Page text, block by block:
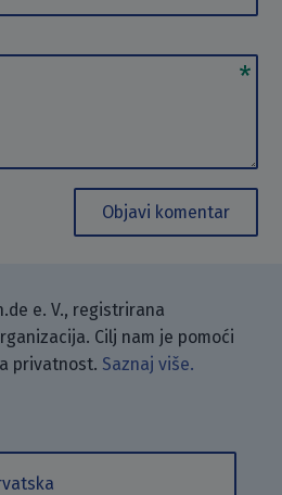
Objavi komentar
e. V., registrirana
Cilj nam je pomoći
privatnost. Saznaj više.
naš blog koristeći
na GitHubu.
s nama putem